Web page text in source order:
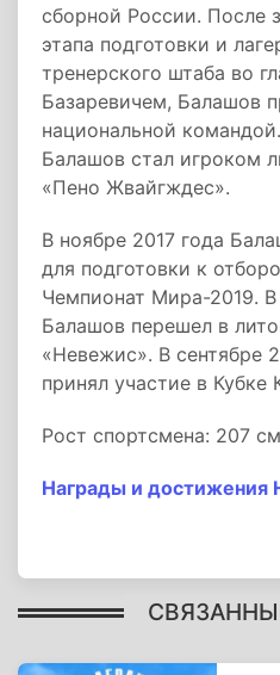
сборной России. После
этапа подготовки и
тренерского штаба во
Базаревичем, Балашов
национальной
Балашов стал игроком
«Пено Жвайгждес».
В ноябре 2017 года
для подготовки к
Чемпионат Мира-2019. В
Балашов перешел в
«Невежис». В сентябре
принял участие в
Рост спортсмена: 207
Награды и достижения